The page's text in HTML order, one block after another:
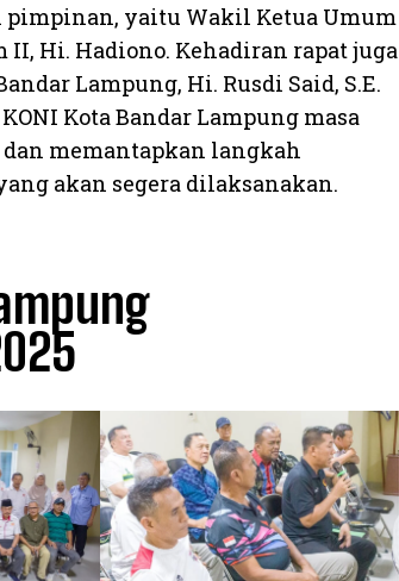
pimpinan, yaitu Wakil Ketua Umum
Hi. Hadiono. Kehadiran rapat juga
Lampung, Hi. Rusdi Said, S.E.
Kota Bandar Lampung masa
memantapkan langkah
akan segera dilaksanakan.